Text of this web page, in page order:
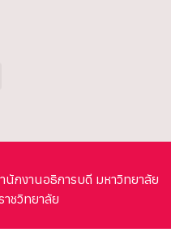
กงานอธิการบดี มหาวิทยาลัย
ชวิทยาลัย